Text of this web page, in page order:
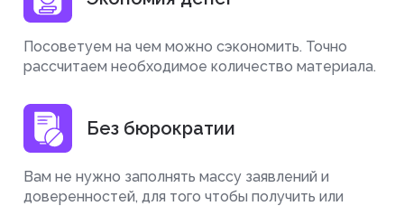
Посоветуем на чем можно сэкономить. Точно
рассчитаем необходимое количество материала.
Без бюрократии
Вам не нужно заполнять массу заявлений и
доверенностей, для того чтобы получить или